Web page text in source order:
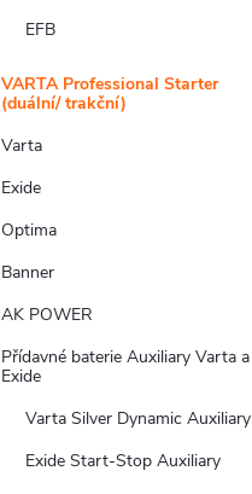
EFB
VARTA Professional Starter
(duální/ trakční)
Varta
Exide
Optima
Banner
AK POWER
Přídavné baterie Auxiliary Varta a
Exide
Varta Silver Dynamic Auxiliary
Exide Start-Stop Auxiliary